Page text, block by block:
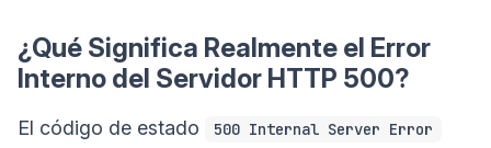
¿Qué Significa Realmente el Error
Interno del Servidor HTTP 500?
El código de estado 500 Internal Server Error